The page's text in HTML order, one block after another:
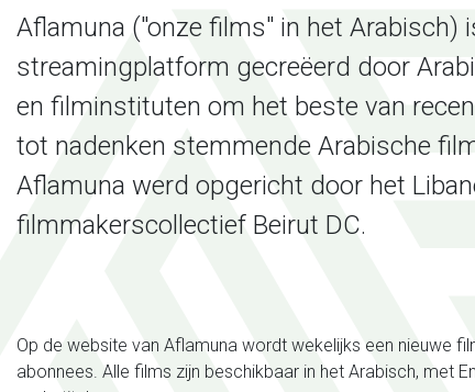
Aflamuna ("onze films" in het Arabisch)
streamingplatform gecreëerd door
en filminstituten om het beste van
tot nadenken stemmende Arabische
Aflamuna werd opgericht door het
filmmakerscollectief Beirut DC.
Op de website van Aflamuna wordt wekelijks een nieuwe
abonnees. Alle films zijn beschikbaar in het Arabisch, met